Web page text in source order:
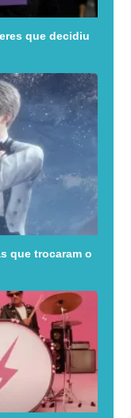
que decidiu
que trocaram o